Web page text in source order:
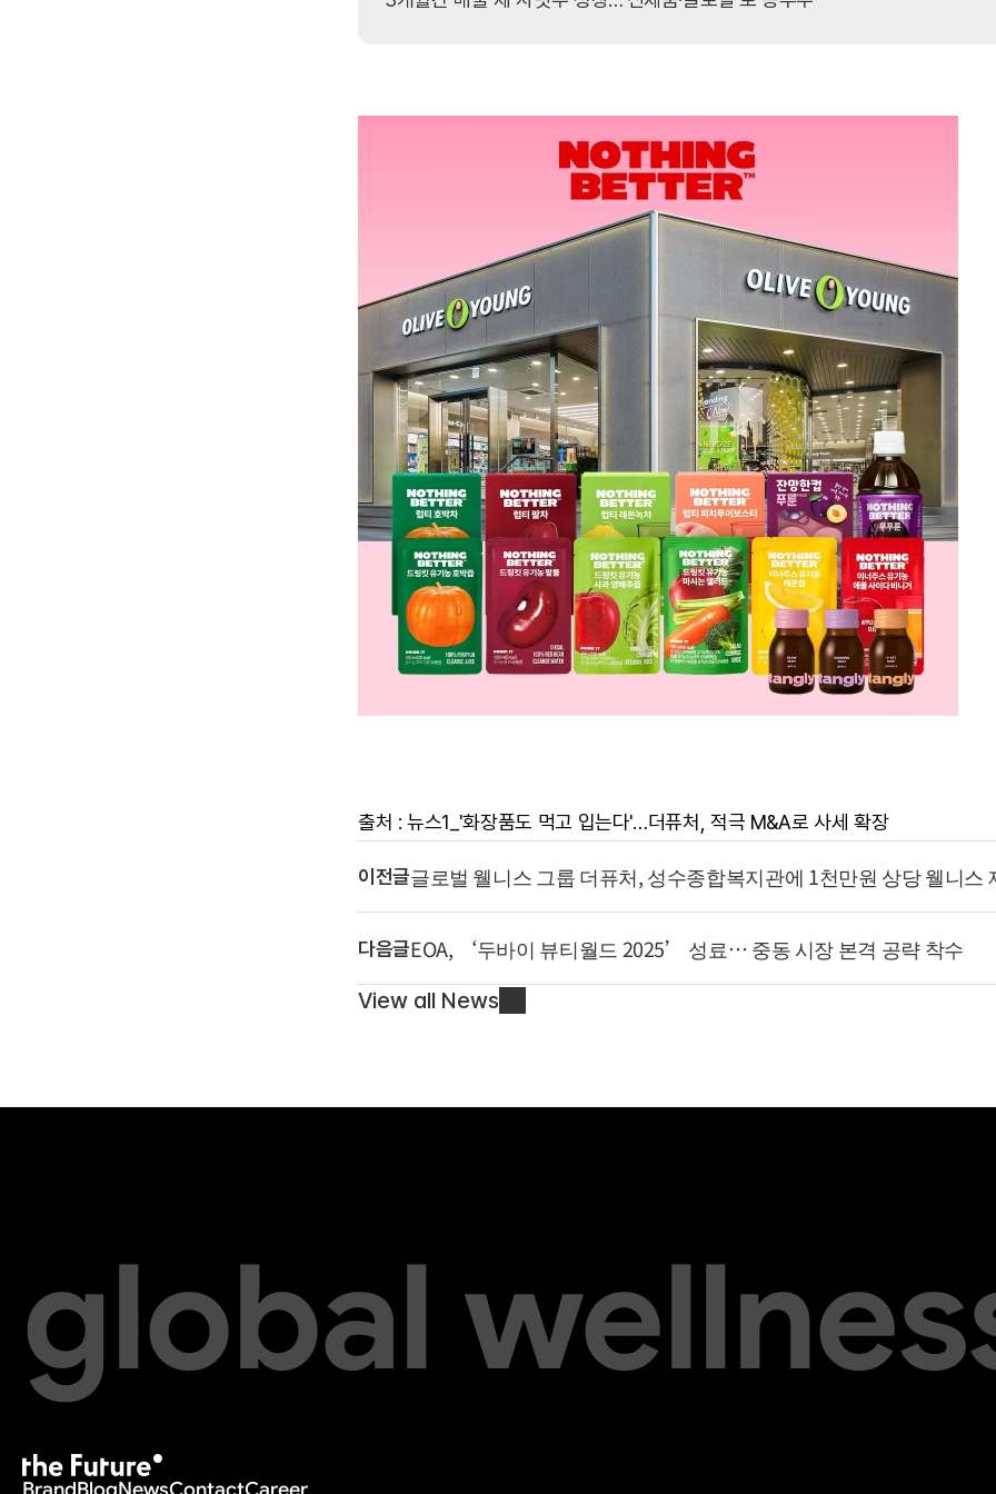
출처 : 뉴스1_'화장품도 먹고 입는다'…더퓨처, 적극 M&A로 사세 확장
이전글글로벌 웰니스 그룹 더퓨처, 성수종합복지관에 1천만원 상당 웰니스
다음글EOA, ‘두바이 뷰티월드 2025’ 성료… 중동 시장 본격 공략 착수
View all News
global